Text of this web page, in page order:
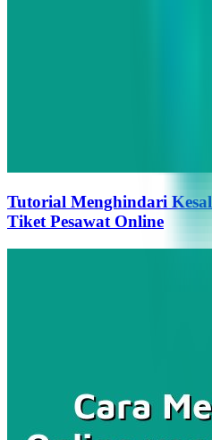
Tutorial Menghindari
Tiket Pesawat Online